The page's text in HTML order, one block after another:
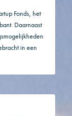
Fonds, het
Daarnaast
in een